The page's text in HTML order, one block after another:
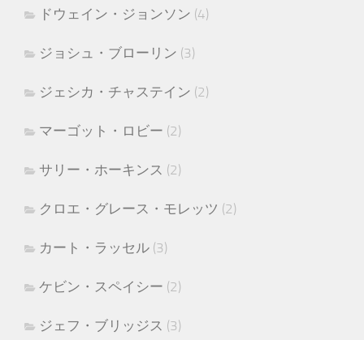
ドウェイン・ジョンソン (4)
ジョシュ・ブローリン (3)
ジェシカ・チャステイン (2)
マーゴット・ロビー (2)
サリー・ホーキンス (2)
クロエ・グレース・モレッツ (2)
カート・ラッセル (3)
ケビン・スペイシー (2)
ジェフ・ブリッジス (3)